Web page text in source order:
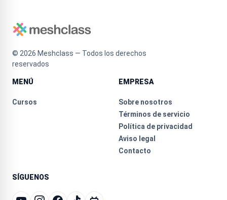
© 2026 Meshclass — Todos los derechos
reservados
MENÚ
Cursos
EMPRESA
Sobre nosotros
Términos de servicio
Política de privacidad
Aviso legal
Contacto
SÍGUENOS